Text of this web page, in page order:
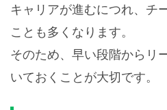
キャリアが進むにつれ、チ
ことも多くなります。
そのため、早い段階からリ
いておくことが大切です。